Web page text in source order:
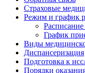
Страховые
Режим и график
График
Виды
Диспансеризация
Подготовка к
Порядки